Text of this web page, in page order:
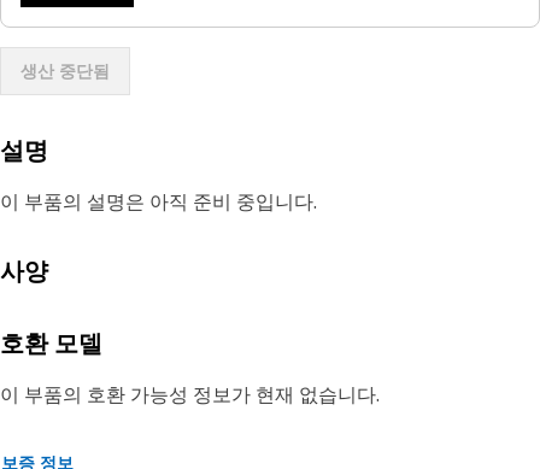
생산 중단됨
설명
이 부품의 설명은 아직 준비 중입니다.
사양
호환 모델
이 부품의 호환 가능성 정보가 현재 없습니다.
보증 정보